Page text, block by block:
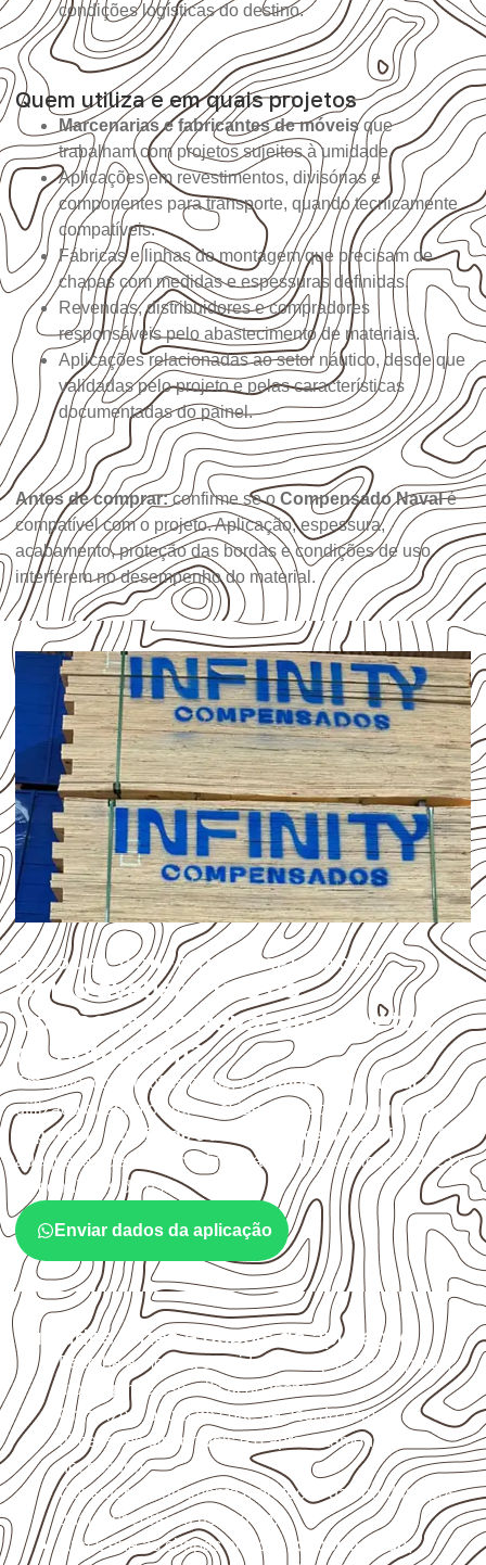
condições logísticas do destino.
Quem utiliza e em quais projetos
Marcenarias e fabricantes de móveisque
trabalham com projetos sujeitos à umidade.
Aplicações em revestimentos, divisórias e
componentes para transporte, quando tecnicamente
compatíveis.
Fábricas e linhas de montagem que precisam de
chapas com medidas e espessuras definidas.
Revendas, distribuidores e compradores
responsáveis pelo abastecimento de materiais.
Aplicações relacionadas ao setor náutico, desde que
validadas pelo projeto e pelas características
documentadas do painel.
Antes de comprar:confirme se o Compensado Navalé
compatível com o projeto. Aplicação, espessura,
acabamento, proteção das bordas e condições de uso
interferem no desempenho do material.
ESCOLHA CONFORME A APLICAÇÃO
Como avaliar o uso do
Compensado Naval em projetos
de Botumirim?
Em aplicações profissionais, oCompensado Navalé
utilizado quando o projeto exige atenção à colagem, à
exposição à umidade e à estabilidade dimensional . A
adequação deve ser confirmada conforme a ficha técnica e
as condições de uso.
Enviar dados da aplicação
Cuidados antes e depois da aplicação
Escolha a medida considerando aplicação, apoios,
montagem e especificação técnica.
Organize o plano de corte de acordo com as
dimensões disponíveis e o aproveitamento
necessário.
Considere acabamento e proteção das bordas após
qualquer corte ou usinagem.
Armazene as chapas em local coberto, seco,